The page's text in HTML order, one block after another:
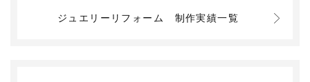
ジュエリーリフォーム 制作実績一覧